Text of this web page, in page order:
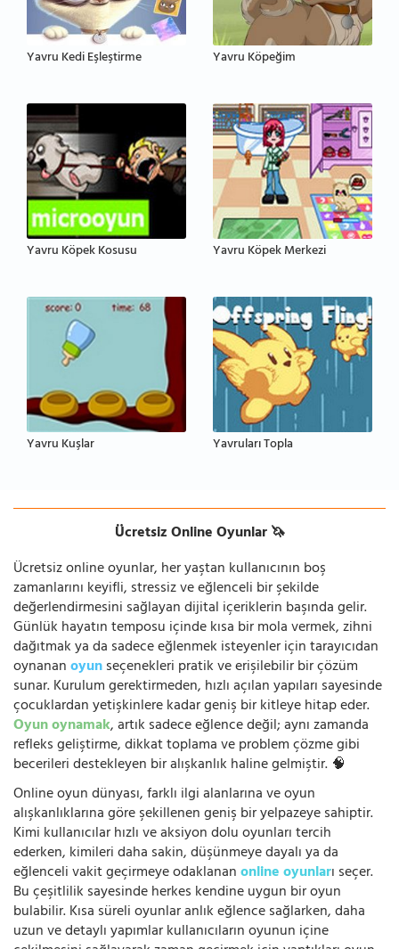
Yavru Kedi Eşleştirme Yavru Köpeğim
Yavru Köpek Kosusu Yavru Köpek Merkezi
Yavru Kuşlar Yavruları Topla
Ücretsiz Online Oyunlar 🦄
Ücretsiz online oyunlar, her yaştan kullanıcının boş
zamanlarını keyifli, stressiz ve eğlenceli bir şekilde
değerlendirmesini sağlayan dijital içeriklerin başında gelir.
Günlük hayatın temposu içinde kısa bir mola vermek, zihni
dağıtmak ya da sadece eğlenmek isteyenler için tarayıcıdan
oynananoyunseçenekleri pratik ve erişilebilir bir çözüm
sunar. Kurulum gerektirmeden, hızlı açılan yapıları sayesinde
çocuklardan yetişkinlere kadar geniş bir kitleye hitap eder.
Oyun oynamak, artık sadece eğlence değil; aynı zamanda
refleks geliştirme, dikkat toplama ve problem çözme gibi
becerileri destekleyen bir alışkanlık haline gelmiştir. 🧠
Online oyun dünyası, farklı ilgi alanlarına ve oyun
alışkanlıklarına göre şekillenen geniş bir yelpazeye sahiptir.
Kimi kullanıcılar hızlı ve aksiyon dolu oyunları tercih
ederken, kimileri daha sakin, düşünmeye dayalı ya da
eğlenceli vakit geçirmeye odaklananonline oyunları seçer.
Bu çeşitlilik sayesinde herkes kendine uygun bir oyun
bulabilir. Kısa süreli oyunlar anlık eğlence sağlarken, daha
uzun ve detaylı yapımlar kullanıcıların oyunun içine